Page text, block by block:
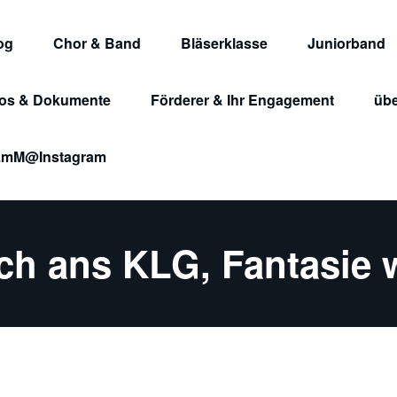
Luise macht Musik e.V.
Chor & Band Bläserklasse Juniorband
& Dokumente Förderer & Ihr Engagement
ans KLG, Fantasie